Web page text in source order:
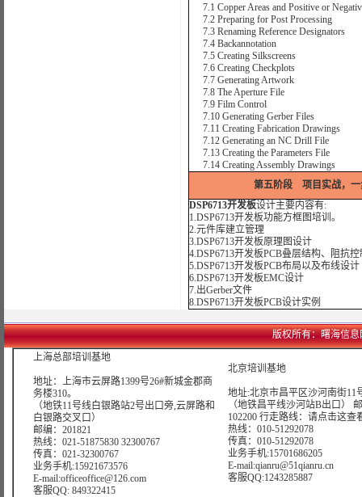
7.1 Copper Areas and Positive or
7.2 Preparing for Post Processing
7.3 Renaming Reference Designators
7.4 Backannotation
7.5 Creating Silkscreens
7.6 Creating Checkplots
7.7 Generating Artwork
7.8 The Aperture File
7.9 Film Control
7.10 Generating Gerber Files
7.11 Creating Fabrication Drawings
7.12 Generating an NC Drill File
7.13 Creating the Parameters File
7.14 Creating Assembly Drawings
第五阶段 项目实战，一
DSP6713开发板设计主要内容有:
1.DSP6713开发板功能方框图培训。
2.元件库建立管理
3.DSP6713开发板原理图设计
4.DSP6713开发板PCB叠层结构、阻抗
5.DSP6713开发板PCB布局以及布线设计
6.DSP6713开发板EMC设计
7.出Gerber文件
8.DSP6713开发板PCB设计实例
版权所有：曙海信息
上海总部培训基地
地址：上海市云屏路1399号26#新城金郡商
务楼310。
（地铁11号线白银路站2号出口旁,云屏路和
白银路交叉口）
邮编：201821
热线：021-51875830 32300767
传真：021-32300767
业务手机:15921673576
E-mail:officeoffice@126.com
客服QQ: 849322415
北京培训基地
地址:北京市昌平区沙河南街11
（地铁昌平线沙河站B出口）
102200 行走路线： 请点击这查
热线：010-51292078
传真：010-51292078
业务手机:15701686205
E-mail:qianru@51qianru.cn
客服QQ:1243285887